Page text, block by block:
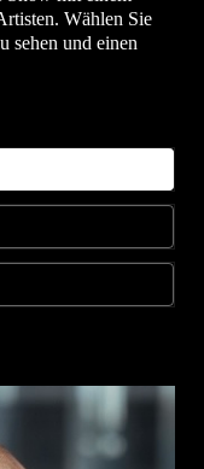
Wählen Sie
sehen und einen